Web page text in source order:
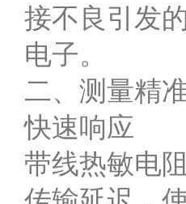
接不良引发
电子。
二、测量精
快速响应
带线热敏电